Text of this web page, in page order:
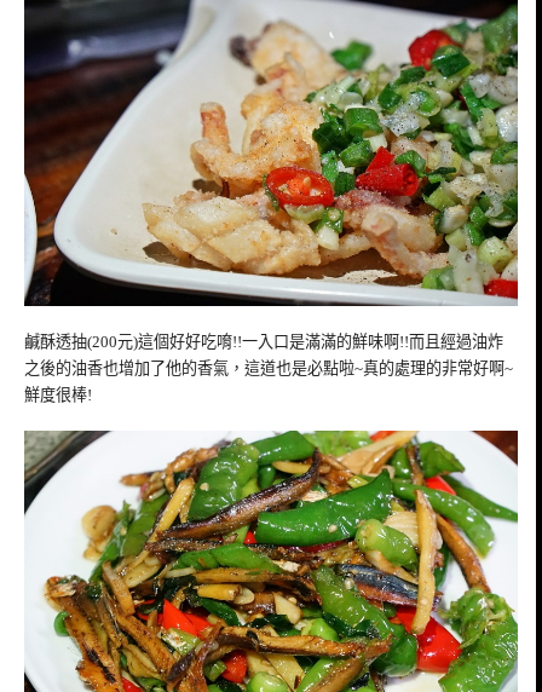
鹹酥透抽(200元)這個好好吃唷!!一入口是滿滿的鮮味啊!!而且經過油炸
之後的油香也增加了他的香氣，這道也是必點啦~真的處理的非常好啊~
鮮度很棒!